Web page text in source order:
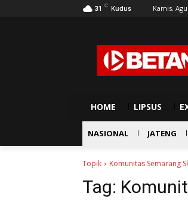
31 C Kudus Kamis,
HOME LIPSUS
NASIONAL JATENG
Topik Komunitas Semarang
Tag: